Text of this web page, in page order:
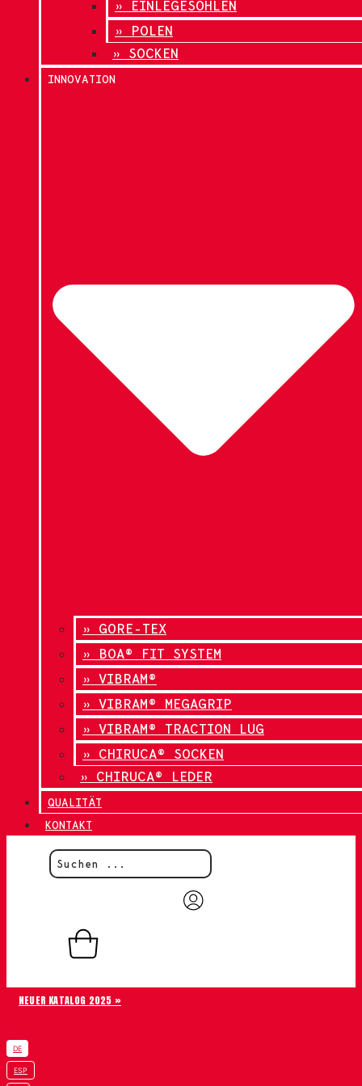
» EINLEGESOHLEN
» POLEN
» SOCKEN
INNOVATION
» GORE-TEX
» BOA® FIT SYSTEM
» VIBRAM®
» VIBRAM® MEGAGRIP
» VIBRAM® TRACTION LUG
» CHIRUCA® SOCKEN
» CHIRUCA® LEDER
QUALITÄT
KONTAKT
NEUER KATALOG 2025 »
DE
ESP